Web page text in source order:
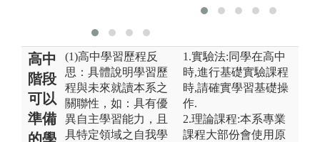
操作情形
高中
階段
可以
準備
的學
(1)高中學習歷程反
思：具體說明學習歷
程與未來就讀本系之
關聯性，如：具有優
異自主學習能力，且
具特定領域之自我學
1.實驗法:同學在高中
時,進行基礎實驗課程
時,請確實學習基礎操
作.
2.理論課程:本系專業
課程大部份會使用原